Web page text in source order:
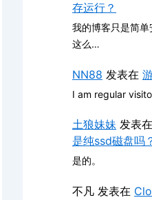
存运行？
我的博客只是简
这么…
NN88 发表在
I am regular
土狼妹妹 发表在
是纯ssd磁盘吗
是的。
不凡 发表在